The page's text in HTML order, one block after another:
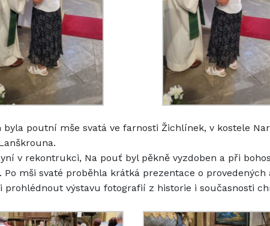
byla poutní mše svatá ve farnosti Žichlínek, v kostele
v rekontrukci, Na pouť byl pěkně vyzdoben a při
Po mši svaté proběhla krátká prezentace o
prohlédnout výstavu fotografií z historie i současnosti